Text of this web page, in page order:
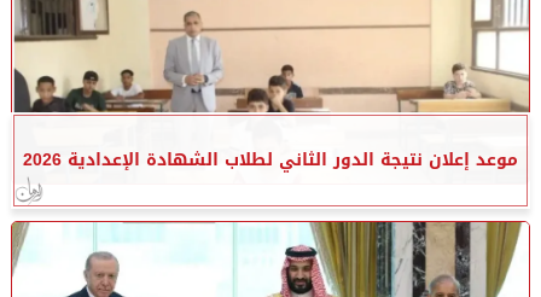
موعد إعلان نتيجة الدور الثاني لطلاب الشهادة الإعدادية 2026